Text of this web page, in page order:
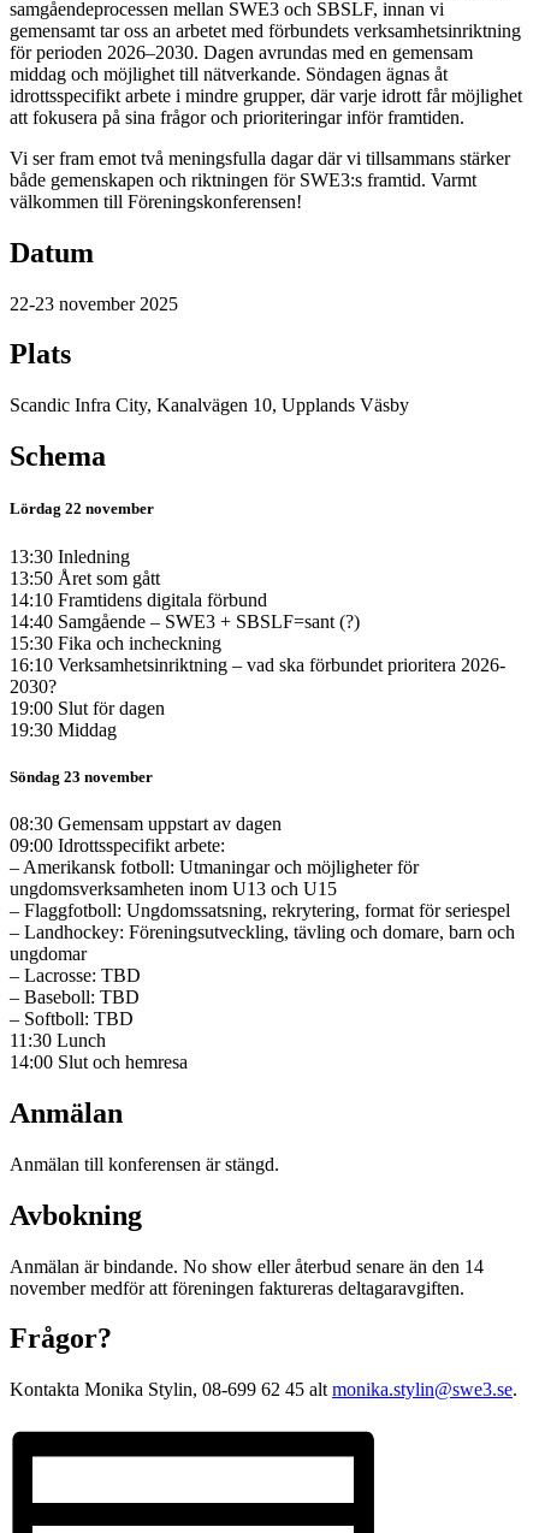
samgåendeprocessen mellan SWE3 och SBSLF, innan vi
gemensamt tar oss an arbetet med förbundets verksamhetsinriktning
för perioden 2026–2030. Dagen avrundas med en gemensam
middag och möjlighet till nätverkande. Söndagen ägnas åt
idrottsspecifikt arbete i mindre grupper, där varje idrott får möjlighet
att fokusera på sina frågor och prioriteringar inför framtiden.
Vi ser fram emot två meningsfulla dagar där vi tillsammans stärker
både gemenskapen och riktningen för SWE3:s framtid. Varmt
välkommen till Föreningskonferensen!
Datum
22-23 november 2025
Plats
Scandic Infra City, Kanalvägen 10, Upplands Väsby
Schema
Lördag 22 november
13:30 Inledning
13:50 Året som gått
14:10 Framtidens digitala förbund
14:40 Samgående – SWE3 + SBSLF=sant (?)
15:30 Fika och incheckning
16:10 Verksamhetsinriktning – vad ska förbundet prioritera 2026-
2030?
19:00 Slut för dagen
19:30 Middag
Söndag 23 november
08:30 Gemensam uppstart av dagen
09:00 Idrottsspecifikt arbete:
– Amerikansk fotboll: Utmaningar och möjligheter för
ungdomsverksamheten inom U13 och U15
– Flaggfotboll: Ungdomssatsning, rekrytering, format för seriespel
– Landhockey: Föreningsutveckling, tävling och domare, barn och
ungdomar
– Lacrosse: TBD
– Baseboll: TBD
– Softboll: TBD
11:30 Lunch
14:00 Slut och hemresa
Anmälan
Anmälan till konferensen är stängd.
Avbokning
Anmälan är bindande. No show eller återbud senare än den 14
november medför att föreningen faktureras deltagaravgiften.
Frågor?
Kontakta Monika Stylin, 08-699 62 45 alt monika.stylin@swe3.se.